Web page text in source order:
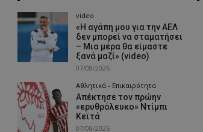
video
«Η αγάπη μου για την ΑΕΛ
δεν μπορεί να σταματήσει
– Μια μέρα θα είμαστε
ξανά μαζί» (video)
07/08/2026
Αθλητικά - Επικαιρότητα
Απέκτησε τον πρώην
«ερυθρόλευκο» Ντίμπι
Κεϊτά
07/08/2026